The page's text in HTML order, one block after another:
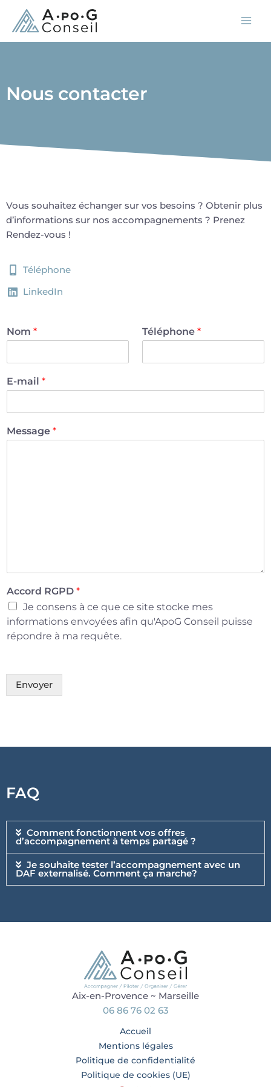
contenu
Nous contacter
Vous souhaitez échanger sur vos besoins ? Obtenir plus
d’informations sur nos accompagnements ? Prenez
Rendez-vous !
Téléphone
LinkedIn
Nom * Téléphone *
E-mail *
Message *
Accord RGPD *
Je consens à ce que ce site stocke mes
informations envoyées afin qu'ApoG Conseil puisse
répondre à ma requête.
Envoyer
FAQ
Comment fonctionnent vos offres
d’accompagnement à temps partagé ?
Je souhaite tester l’accompagnement avec un
DAF externalisé. Comment ça marche?
Aix-en-Provence ~ Marseille
06 86 76 02 63
Accueil
Mentions légales
Politique de confidentialité
Politique de cookies (UE)